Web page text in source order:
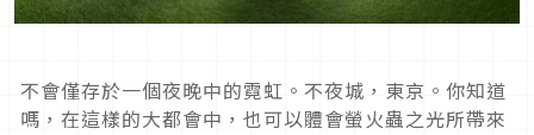
不會僅存於一個夜晚中的霓虹。不夜城，東京。你知道
嗎，在這樣的大都會中，也可以體會螢火蟲之光所帶來